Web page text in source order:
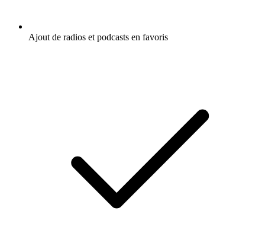
Ajout de radios et podcasts en favoris